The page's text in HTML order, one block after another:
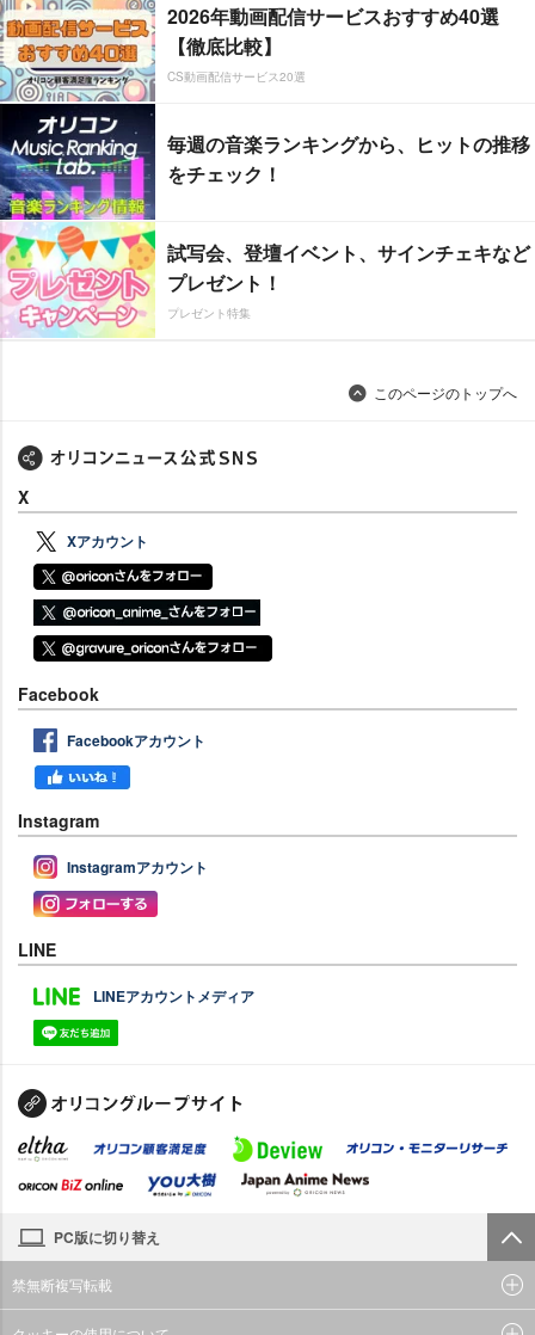
2026年動画配信サービスおすすめ40選
【徹底比較】
CS動画配信サービス20選
毎週の音楽ランキングから、ヒットの推移
をチェック！
試写会、登壇イベント、サインチェキなど
プレゼント！
プレゼント特集
このページのトップへ
X
Xアカウント
Facebook
Facebookアカウント
Instagram
Instagramアカウント
LINE
LINEアカウントメディア
PC版に切り替え
禁無断複写転載